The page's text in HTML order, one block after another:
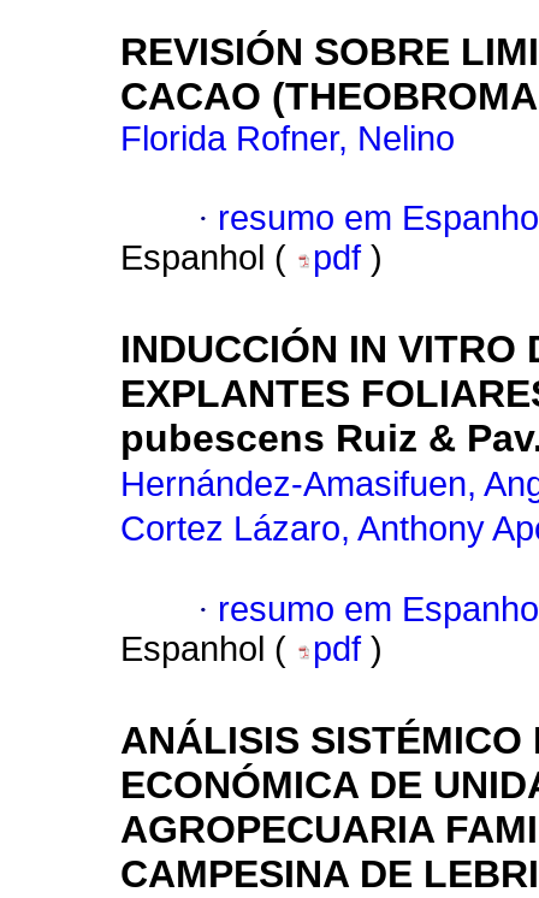
REVISIÓN SOBRE
CACAO
Florida Rofner, Nelino
· resumo em
Espanhol (
pdf )
INDUCCIÓN IN VITRO
EXPLANTES
pubescens Ruiz &
Hernández-Amasifuen,
Cortez Lázaro, Anthony
· resumo em
Espanhol (
pdf )
ANÁLISIS
ECONÓMICA DE
AGROPECUARIA
CAMPESINA DE